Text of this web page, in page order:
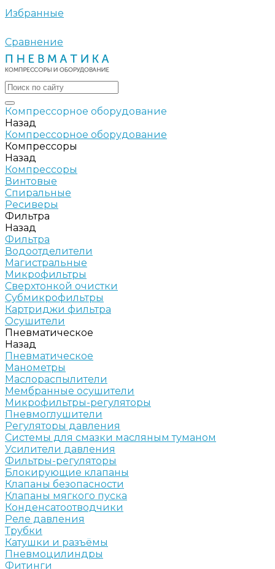
Избранные
Сравнение
Компрессорное оборудование
Назад
Компрессорное оборудование
Компрессоры
Назад
Компрессоры
Винтовые
Спиральные
Ресиверы
Фильтра
Назад
Фильтра
Водоотделители
Магистральные
Микрофильтры
Сверхтонкой очистки
Субмикрофильтры
Картриджи фильтра
Осушители
Пневматическое
Назад
Пневматическое
Манометры
Маслораспылители
Мембранные осушители
Микрофильтры-регуляторы
Пневмоглушители
Регуляторы давления
Системы для смазки масляным туманом
Усилители давления
Фильтры-регуляторы
Блокирующие клапаны
Клапаны безопасности
Клапаны мягкого пуска
Конденсатоотводчики
Реле давления
Трубки
Катушки и разъёмы
Пневмоцилиндры
Фитинги